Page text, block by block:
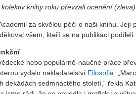
knihy roku převzali ocenění
za skvělou péči o naši knihu.
všem, kteří se na publikaci
nebo populárně-naučné práce
vydalo nakladatelství Filosofia.
dekádách sedmnáctého století,“ řekla